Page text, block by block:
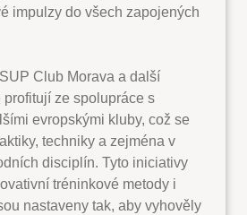
impulzy do všech zapojených
Club Morava a další
ze spolupráce s
evropskými kluby, což se
techniky a zejména v
disciplín. Tyto iniciativy
tréninkové metody i
nastaveny tak, aby vyhověly